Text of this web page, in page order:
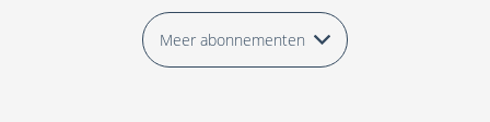
Meer abonnementen